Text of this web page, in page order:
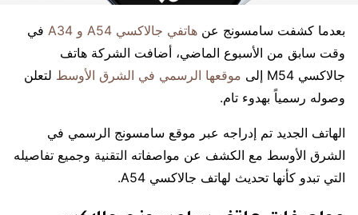
بعدما كشفت سامسونج عن هاتفي جالاكسي A54 و A34
في
وقت سابق من الأسبوع الماضي، أضافت الشركة هاتف
جالاكسي M54 إلى
موقعها الرسمي في الشرق الأوسط لتعلن
وصوله رسمياً بهدوء تام.
الهاتف الجديد تم إدراجه عبر موقع سامسونج الرسمي في
الشرق الأوسط مع الكشف عن مواصفاته التقنية وجميع تفاصيله
التي تبدو كأنها تحديث لهاتف جالاكسي A54.